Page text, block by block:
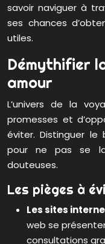
savoir naviguer à
ses chances
utiles.
Démythifier
amour
L’univers de la
promesses et
éviter. Distinguer le
pour ne pas se
douteuses.
Les pièges à
Les sites
web se
consultations